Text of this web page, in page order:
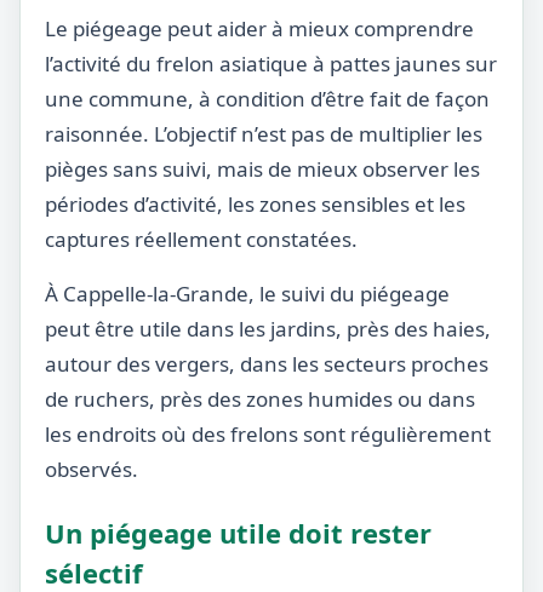
Le piégeage peut aider à mieux comprendre
l’activité du frelon asiatique à pattes jaunes sur
une commune, à condition d’être fait de façon
raisonnée. L’objectif n’est pas de multiplier les
pièges sans suivi, mais de mieux observer les
périodes d’activité, les zones sensibles et les
captures réellement constatées.
À Cappelle-la-Grande, le suivi du piégeage
peut être utile dans les jardins, près des haies,
autour des vergers, dans les secteurs proches
de ruchers, près des zones humides ou dans
les endroits où des frelons sont régulièrement
observés.
Un piégeage utile doit rester
sélectif